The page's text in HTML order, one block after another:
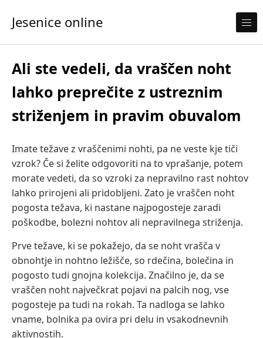
Skip to content
Jesenice online
Ali ste vedeli, da vraščen noht
lahko preprečite z ustreznim
striženjem in pravim obuvalom
Imate težave z vraščenimi nohti, pa ne veste kje tiči
vzrok? Če si želite odgovoriti na to vprašanje, potem
morate vedeti, da so vzroki za nepravilno rast nohtov
lahko prirojeni ali pridobljeni. Zato je vraščen noht
pogosta težava, ki nastane najpogosteje zaradi
poškodbe, bolezni nohtov ali nepravilnega striženja.
Prve težave, ki se pokažejo, da se noht vrašča v
obnohtje in nohtno ležišče, so rdečina, bolečina in
pogosto tudi gnojna kolekcija. Značilno je, da se
vraščen noht največkrat pojavi na palcih nog, vse
pogosteje pa tudi na rokah. Ta nadloga se lahko
vname, bolnika pa ovira pri delu in vsakodnevnih
aktivnostih.